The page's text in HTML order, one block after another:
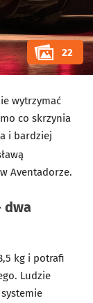
22
wytrzymać
co skrzynia
i bardziej
Aventadorze.
dwa
kg i potrafi
Ludzie